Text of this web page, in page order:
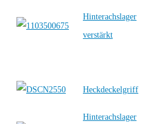
Hinterachslager
verstärkt
Heckdeckelgriff
Hinterachslager